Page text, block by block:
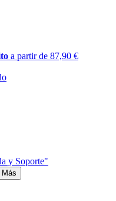
a partir de 87,90 €
y Soporte"